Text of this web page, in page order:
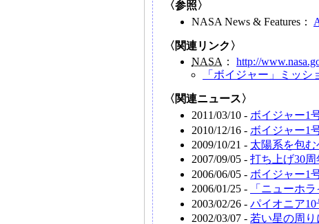
〈参照〉
NASA News & Features：
〈関連リンク〉
NASA ： http://
「ボイジャー」ミッシ
〈関連ニュース〉
2011/03/10 - ボイジャー1
2010/12/16 - ボイジャー1
2009/10/21 - 太陽系を包
2007/09/05 - 打ち上げ30
2006/06/05 - ボイジャー1
2006/01/25 -
「ニューホ
2003/02/26 - パイオニア
2002/03/07 - 若い星の周